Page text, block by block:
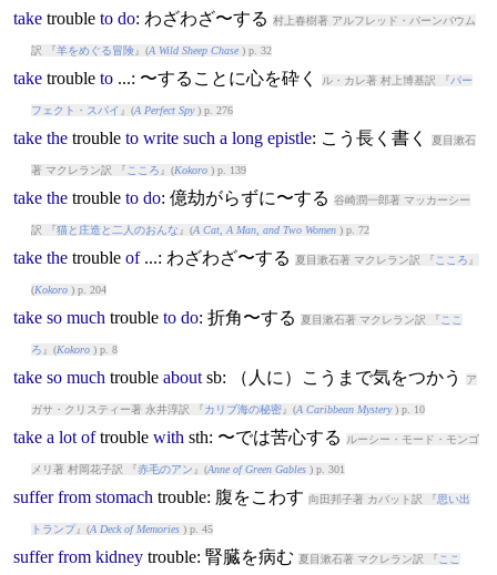
take trouble to do: わざわざ〜する 村上春樹著 アルフレッド・バーンバウム
訳 『羊をめぐる冒険』(A Wild Sheep Chase) p. 32
take trouble to...: 〜することに心を砕く ル・カレ著 村上博基訳 『パー
フェクト・スパイ 』(A Perfect Spy) p. 276
take the trouble to write such a long epistle: こう長く書く 夏目漱石
著 マクレラン訳 『 こころ 』(Kokoro) p. 139
take the trouble to do: 億劫がらずに〜する 谷崎潤一郎著 マッカーシー
訳 『猫と庄造と二人のおんな 』(A Cat, A Man, and Two Women) p. 72
take the trouble of...: わざわざ〜する 夏目漱石著 マクレラン訳 『 こころ 』
(Kokoro) p. 204
take so much trouble to do: 折角〜する 夏目漱石著 マクレラン訳 『 ここ
ろ 』(Kokoro) p. 8
take so much trouble aboutsb: （人に）こうまで気をつかう ア
ガサ・クリスティー著 永井淳訳 『カリブ海の秘密』(A Caribbean Mystery) p. 10
take a lot of trouble with sth: 〜では苦心する ルーシー・モード・モンゴ
メリ著 村岡花子訳 『赤毛のアン 』(Anne of Green Gables) p. 301
suffer from stomach trouble: 腹をこわす 向田邦子著 カバット訳 『思い出
トランプ』(A Deck of Memories) p. 45
suffer from kidney trouble: 腎臓を病む 夏目漱石著 マクレラン訳 『 ここ